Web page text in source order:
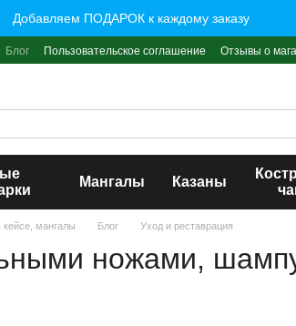
Добавляем ПОДАРОК к каждому заказу
Блог Пользовательское соглашение Отзывы о
Мангалы Казаны
мангалы Блог Уход и реставрация
ножами,